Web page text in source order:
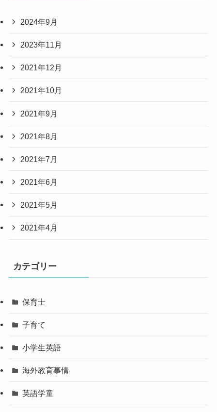
2024年9月
2023年11月
2021年12月
2021年10月
2021年9月
2021年8月
2021年7月
2021年6月
2021年5月
2021年4月
カテゴリー
保育士
子育て
小学生英語
海外教育事情
英語学童